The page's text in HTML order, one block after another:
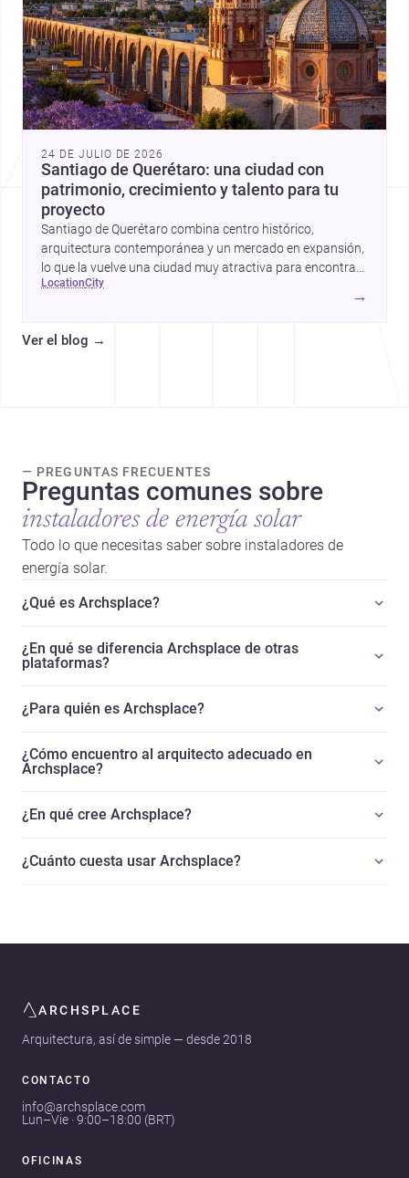
24 DE JULIO DE 2026
Santiago de Querétaro: una ciudad con
patrimonio, crecimiento y talento para tu
proyecto
Santiago de Querétaro combina centro histórico,
arquitectura contemporánea y un mercado en expansión,
lo que la vuelve una ciudad muy atractiva para encontrar
arquitectos y constructores.
location city
→
Ver el blog →
— PREGUNTAS FRECUENTES
Preguntas comunes sobre
instaladores de energía solar
Todo lo que necesitas saber sobre instaladores de
energía solar.
¿Qué es Archsplace?
¿En qué se diferencia Archsplace de otras
plataformas?
¿Para quién es Archsplace?
¿Cómo encuentro al arquitecto adecuado en
Archsplace?
¿En qué cree Archsplace?
¿Cuánto cuesta usar Archsplace?
ARCHSPLACE
Arquitectura, así de simple — desde 2018
CONTACTO
info@archsplace.com
Lun–Vie · 9:00–18:00 (BRT)
OFICINAS